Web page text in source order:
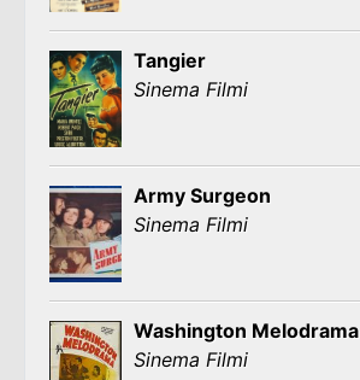
Tangier
Sinema Filmi
Army Surgeon
Sinema Filmi
Washington Melodrama
Sinema Filmi